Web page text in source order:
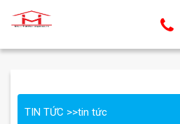
TIN TỨC >>tin tức